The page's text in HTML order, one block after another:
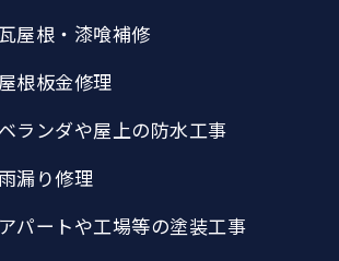
瓦屋根・漆喰補修
屋根板金修理
ベランダや屋上の防水工事
雨漏り修理
アパートや工場等の塗装工事